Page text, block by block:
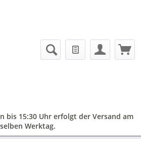
bis 15:30 Uhr erfolgt der Versand am
selben Werktag.